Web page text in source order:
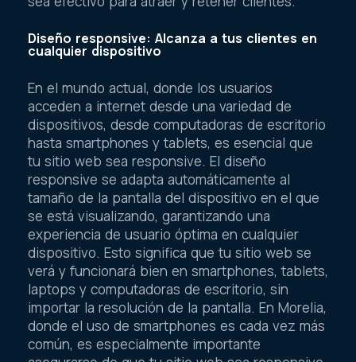
Diseño responsive: Alcanza a tus clientes en
cualquier dispositivo
En el mundo actual, donde los usuarios
acceden a internet desde una variedad de
dispositivos, desde computadoras de escritorio
hasta smartphones y tablets, es esencial que
tu sitio web sea responsive. El diseño
responsive se adapta automáticamente al
tamaño de la pantalla del dispositivo en el que
se está visualizando, garantizando una
experiencia de usuario óptima en cualquier
dispositivo. Esto significa que tu sitio web se
verá y funcionará bien en smartphones, tablets,
laptops y computadoras de escritorio, sin
importar la resolución de la pantalla. En Morelia,
donde el uso de smartphones es cada vez más
común, es especialmente importante